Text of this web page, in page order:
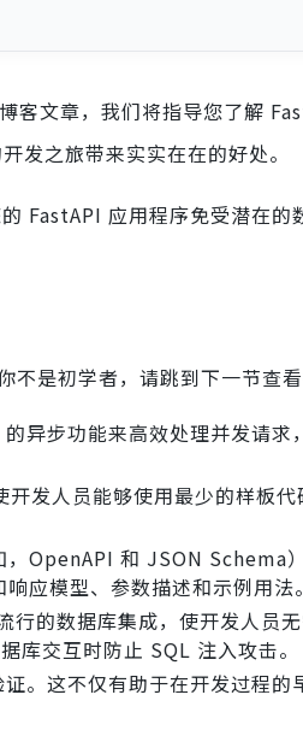
客文章，我们将指导您了解
发之旅带来实实在在的好处。
FastAPI 应用程序免受潜在的
是初学者，请跳到下一节查看
异步功能来高效处理并发请求
发人员能够使用最少的样板
，OpenAPI 和 JSON Schema
应模型、参数描述和示例用法。
的数据库集成，使开发人员
交互时防止 SQL 注入攻击。
。这不仅有助于在开发过程的